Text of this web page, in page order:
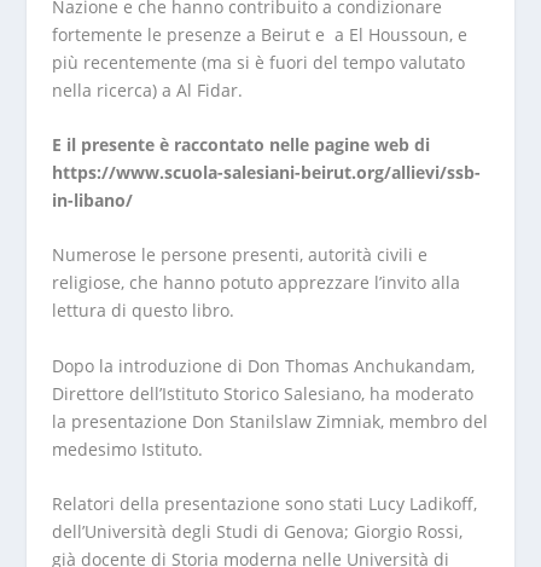
Nazione e che hanno contribuito a condizionare
fortemente le presenze a Beirut e a El Houssoun, e
più recentemente (ma si è fuori del tempo valutato
nella ricerca) a Al Fidar.
E il presente è raccontato nelle pagine web di
https://www.scuola-salesiani-beirut.org/allievi/ssb-
in-libano/
Numerose le persone presenti, autorità civili e
religiose, che hanno potuto apprezzare l’invito alla
lettura di questo libro.
Dopo la introduzione di Don Thomas Anchukandam,
Direttore dell’Istituto Storico Salesiano, ha moderato
la presentazione Don Stanilslaw Zimniak, membro del
medesimo Istituto.
Relatori della presentazione sono stati Lucy Ladikoff,
dell’Università degli Studi di Genova; Giorgio Rossi,
già docente di Storia moderna nelle Università di